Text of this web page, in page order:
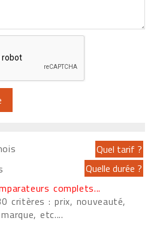
complets...
critères : prix, nouveauté,
etc....